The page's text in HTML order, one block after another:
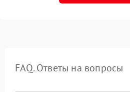
FAQ. Ответы на вопросы